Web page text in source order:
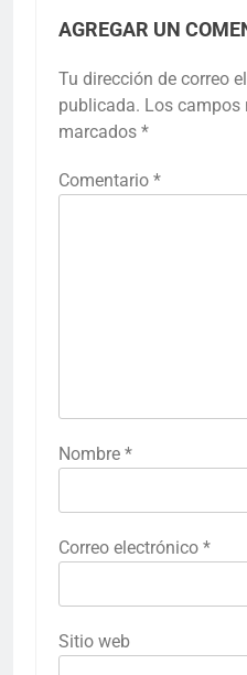
AGREGAR UN
Tu dirección de correo
publicada. Los campos
marcados *
Comentario *
Nombre *
Correo electrónico *
Sitio web